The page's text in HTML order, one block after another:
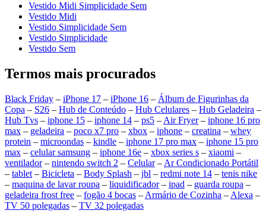
Vestido Midi Simplicidade Sem
Vestido Midi
Vestido Simplicidade Sem
Vestido Simplicidade
Vestido Sem
Termos mais procurados
Black Friday – iPhone 17 – iPhone 16 – Álbum de Figurinhas da
Copa – S26 – Hub de Conteúdo – Hub Celulares – Hub Geladeira –
Hub Tvs – iphone 15 – iphone 14 – ps5 – Air Fryer– iphone 16 pro
max – geladeira – poco x7 pro – xbox – iphone – creatina – whey
protein – microondas – kindle – iphone 17 pro max – iphone 15 pro
max – celular samsung – iphone 16e – xbox series s – xiaomi –
ventilador– nintendo switch 2 – Celular– Ar Condicionado Portátil
– tablet – Bicicleta – Body Splash – jbl – redmi note 14 – tenis nike
– maquina de lavar roupa – liquidificador– ipad – guarda roupa –
geladeira frost free – fogão 4 bocas – Armário de Cozinha – Alexa –
TV 50 polegadas – TV 32 polegadas